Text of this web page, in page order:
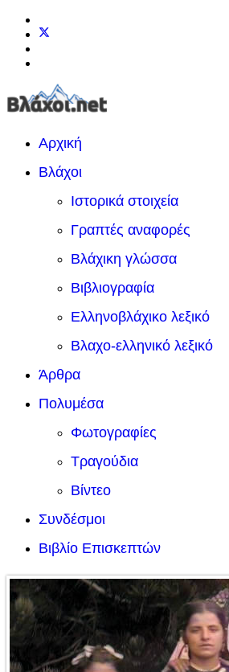
Αρχική
Βλάχοι
Ιστορικά στοιχεία
Γραπτές αναφορές
Βλάχικη γλώσσα
Βιβλιογραφία
Ελληνοβλάχικο λεξικό
Βλαχο-ελληνικό λεξικό
Άρθρα
Πολυμέσα
Φωτογραφίες
Τραγούδια
Βίντεο
Συνδέσμοι
Βιβλίο Επισκεπτών